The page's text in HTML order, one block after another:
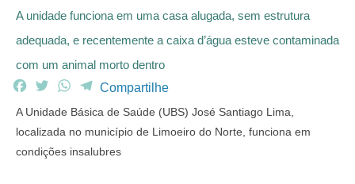
A unidade funciona em uma casa alugada, sem estrutura
adequada, e recentemente a caixa d’água esteve contaminada
com um animal morto dentro
F
c
e
b
T
i
t
t
W
a
t
s
T
l
e
g
Compartilhe
A Unidade Básica de Saúde (UBS) José Santiago Lima,
localizada no município de Limoeiro do Norte, funciona em
condições insalubres